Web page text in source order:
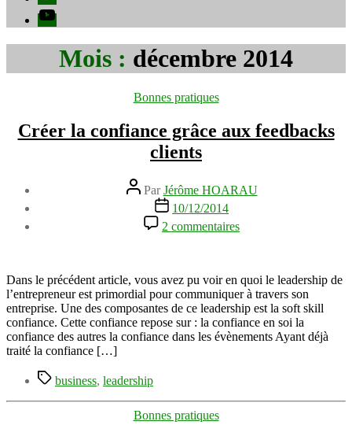
YouTube
Mois : décembre 2014
Catégories
Bonnes pratiques
Créer la confiance grâce aux feedbacks
clients
Auteur
de
l’article
ParJérôme HOARAU
Date
de
l’article
10/12/2014
2 commentaires
Créer
grâce
aux
feedbacks
clients
Dans le précédent article, vous avez pu voir en quoi le leadership de
l’entrepreneur est primordial pour communiquer à travers son
entreprise. Une des composantes de ce leadership est la soft skill
confiance. Cette confiance repose sur : la confiance en soi la
confiance des autres la confiance dans les évènements Ayant déjà
traité la confiance […]
Étiquettes
business, leadership
Catégories
Bonnes pratiques